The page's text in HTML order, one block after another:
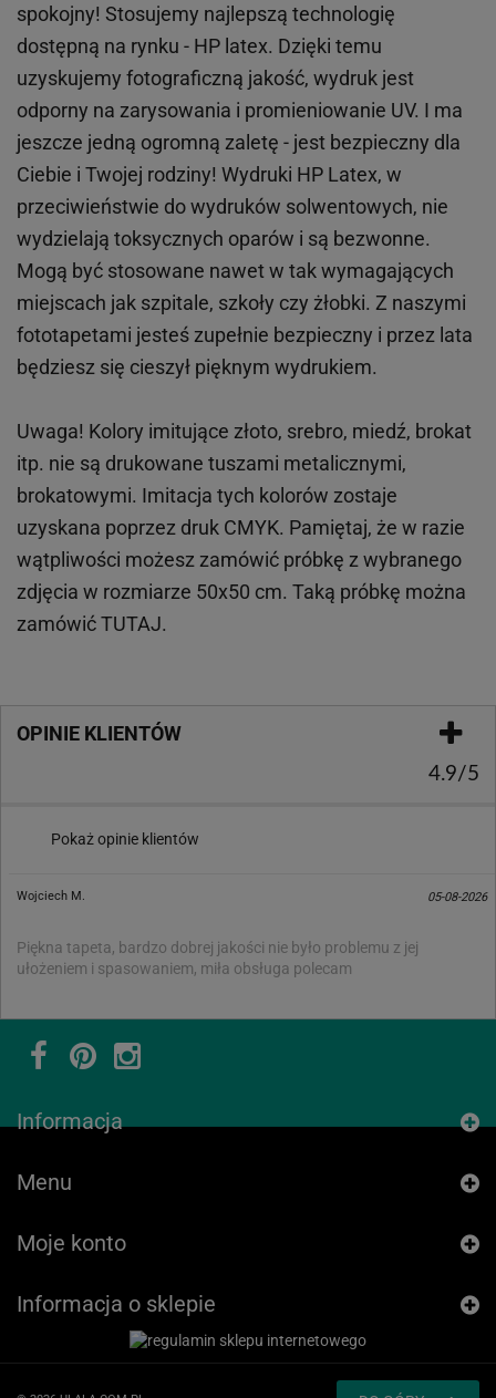
spokojny! Stosujemy najlepszą technologię
dostępną na rynku - HP latex. Dzięki temu
uzyskujemy fotograficzną jakość, wydruk jest
odporny na zarysowania i promieniowanie UV. I ma
jeszcze jedną ogromną zaletę - jest bezpieczny dla
Ciebie i Twojej rodziny! Wydruki HP Latex, w
przeciwieństwie do wydruków solwentowych, nie
wydzielają toksycznych oparów i są bezwonne.
Mogą być stosowane nawet w tak wymagających
miejscach jak szpitale, szkoły czy żłobki. Z naszymi
fototapetami jesteś zupełnie bezpieczny i przez lata
będziesz się cieszył pięknym wydrukiem.
Uwaga! Kolory imitujące złoto, srebro, miedź, brokat
itp. nie są drukowane tuszami metalicznymi,
brokatowymi. Imitacja tych kolorów zostaje
uzyskana poprzez druk CMYK. Pamiętaj, że w razie
wątpliwości możesz zamówić próbkę z wybranego
zdjęcia w rozmiarze 50x50 cm. Taką próbkę można
zamówićTUTAJ.
OPINIE KLIENTÓW
4.9/5
Pokaż opinie klientów
Wojciech M. 05-08-2026
Piękna tapeta, bardzo dobrej jakości nie było problemu z jej
ułożeniem i spasowaniem, miła obsługa polecam
Informacja
Menu
Moje konto
Informacja o sklepie